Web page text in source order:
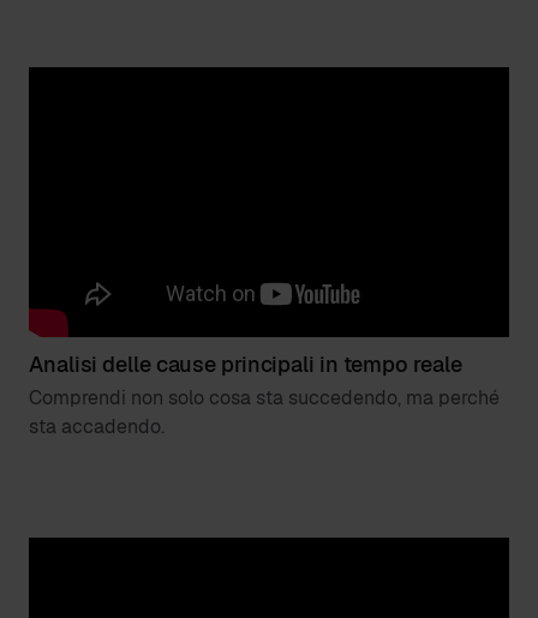
Analisi delle cause principali in tempo reale
Comprendi non solo cosa sta succedendo, ma perché
sta accadendo.